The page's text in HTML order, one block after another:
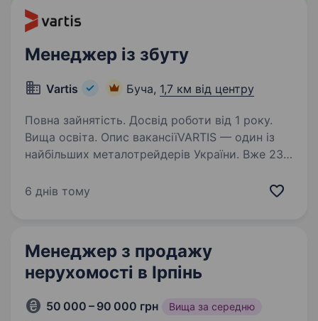
Менеджер із збуту
Vartis Буча, 1,7 км від центру
Повна зайнятість. Досвід роботи від 1 року.
Вища освіта. Опис вакансіїVARTIS — один із
найбільших металотрейдерів України. Вже 23
металопрокату для будівельних об'єктів,
6 днів тому
Менеджер з продажу
нерухомості в Ірпінь
50 000 – 90 000 грн Вища за середню